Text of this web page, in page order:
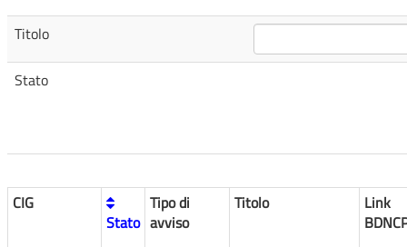
Titolo
Stato
CIG
Stato
Tipo di
avviso
Titolo
Link